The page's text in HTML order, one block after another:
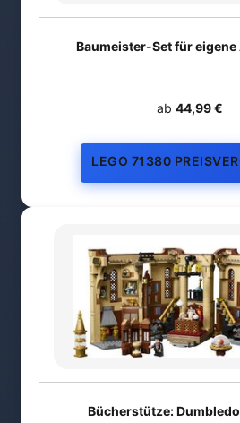
Baumeister-Set für
ab 44,99 €
LEGO 71380
Bücherstütze: